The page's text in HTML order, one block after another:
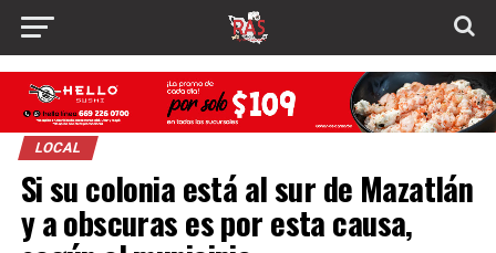
LOCAL
Si su colonia está al sur de Mazatlán
y a obscuras es por esta causa,